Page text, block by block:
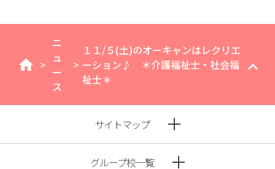
home
>
ニ
ュ
ー
ス
>
１１/５(土)のオーキャンはレクリエ
ーション♪ ＊介護福祉士・社会福
祉士＊
サイトマップ
グループ校一覧